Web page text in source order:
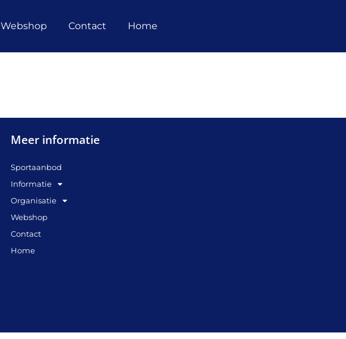
Webshop Contact Home
Meer informatie
Sportaanbod
Informatie
Organisatie
Webshop
Contact
Home